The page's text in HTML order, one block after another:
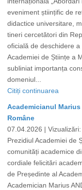
eveniment științific de
didactice universitare,
tineri cercetători din
oficială de deschidere
Academiei de Științe a
subliniat importanța
domeniul...
Citiți continuarea
Academicianul Marius
Române
07.04.2026 |
Prezidiul Academiei de
comunități academice
cordiale felicitări
de Președinte al
Academician Marius